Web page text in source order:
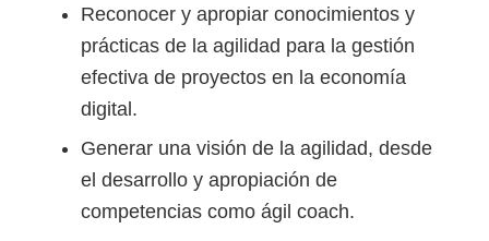
Reconocer y apropiar conocimientos y
prácticas de la agilidad para la gestión
efectiva de proyectos en la economía
digital.
Generar una visión de la agilidad, desde
el desarrollo y apropiación de
competencias como ágil coach.